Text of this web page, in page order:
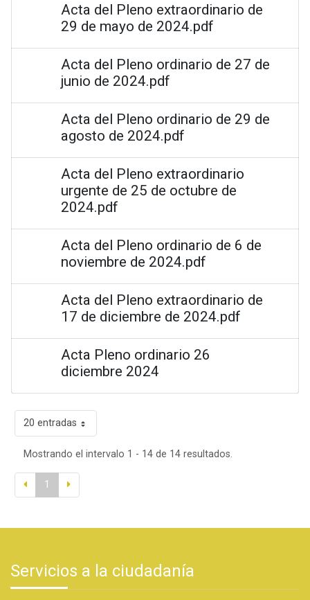
Acta del Pleno extraordinario de
29 de mayo de 2024.pdf
Acta del Pleno ordinario de 27 de
junio de 2024.pdf
Acta del Pleno ordinario de 29 de
agosto de 2024.pdf
Acta del Pleno extraordinario
urgente de 25 de octubre de
2024.pdf
Acta del Pleno ordinario de 6 de
noviembre de 2024.pdf
Acta del Pleno extraordinario de
17 de diciembre de 2024.pdf
Acta Pleno ordinario 26
diciembre 2024
20 entradas
Mostrando el intervalo 1 - 14 de 14 resultados.
1
Servicios a la ciudadanía